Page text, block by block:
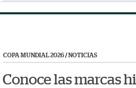
COPA MUNDIAL 2026/NOTICIAS
Conoce las marcas